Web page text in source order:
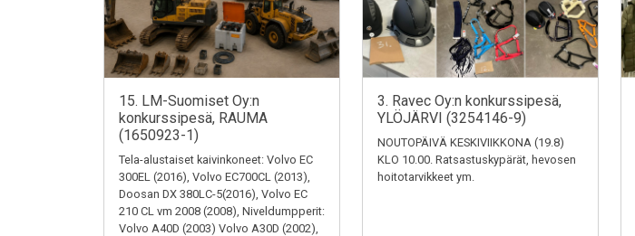
15. LM-Suomiset Oy:n
konkurssipesä, RAUMA
(1650923-1)
Tela-alustaiset kaivinkoneet: Volvo EC
300EL (2016), Volvo EC700CL (2013),
Doosan DX 380LC-5(2016), Volvo EC
210 CL vm 2008 (2008), Niveldumpperit:
Volvo A40D (2003) Volvo A30D (2002),
3. Ravec Oy:n konkurssipesä,
YLÖJÄRVI (3254146-9)
NOUTOPÄIVÄ KESKIVIIKKONA (19.8)
KLO 10.00. Ratsastuskypärät, hevosen
hoitotarvikkeet ym.